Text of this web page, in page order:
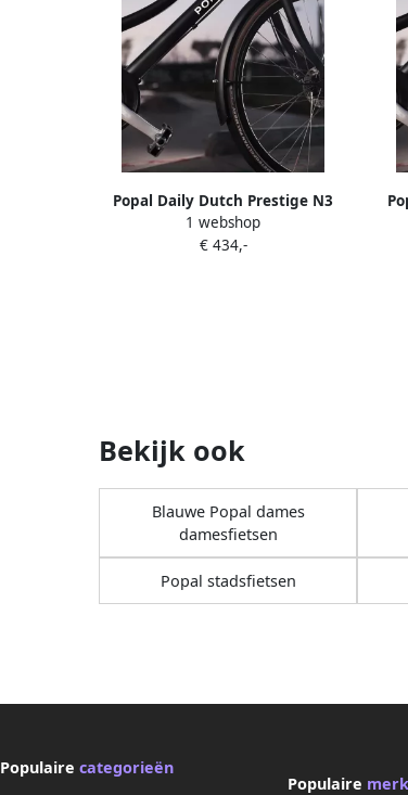
Popal Daily Dutch Prestige N3
Transportfiets Stadsfiets Dames
53 centimeter Mineral Green
1 webshop
€ 434,-
Bekijk ook
Blauwe Popal dames
damesfietsen
Popal stadsfietsen
Populairecategorieën
Populaire